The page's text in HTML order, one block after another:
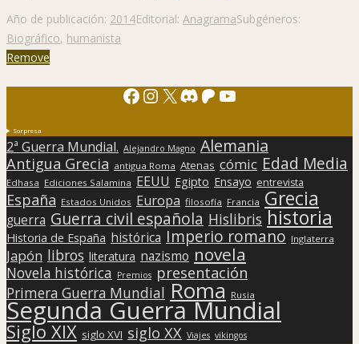
Año de publicación: 2014Editorial: AnagramaSubgéneros:
Biográfico, humanista
Remove
Facebook
Instagram
X Discord
Patreon
YouTube
Sorpresa
2ª Guerra Mundial. Alejandro Magno Alemania
Antigua Grecia antigua Roma Atenas cómic Edad Media
Edhasa Ediciones Salamina EEUU Egipto Ensayo entrevista
España Estados Unidos Europa filosofía Francia Grecia
guerra Guerra civil española Hislibris historia
Historia de España histórica Imperio romano Inglaterra
Japón libros literatura nazismo novela
Novela histórica Premios presentación
Primera Guerra Mundial Roma Rusia
Segunda Guerra Mundial
Siglo XIX siglo XVI siglo XX Viajes vikingos